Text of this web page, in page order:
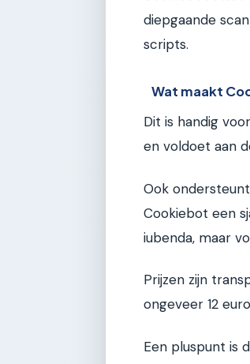
diepgaande
scripts.
Wat maakt
Dit is handig
en voldoet aan
Ook
Cookiebot een
iubenda, maar
Prijzen zijn
ongeveer 12
Een pluspunt is